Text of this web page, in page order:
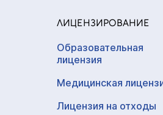
ЛИЦЕНЗИРОВАНИЕ
Образовательная
лицензия
Медицинская
Лицензия на отходы